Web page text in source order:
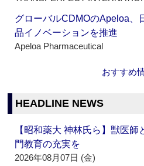
グローバルCDMOのApeloa、
品イノベーションを推進
Apeloa Pharmaceutical
おすすめ
HEADLINE NEWS
【昭和薬大 神林氏ら】獣医
門教育の充実を
2026年08月07日 (金)